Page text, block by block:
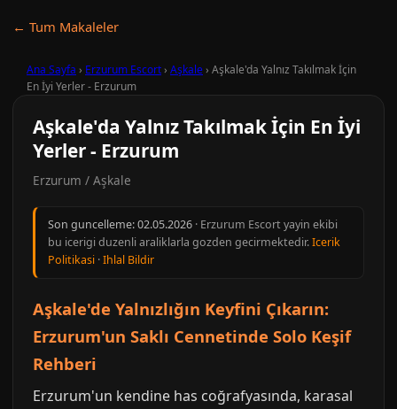
← Tum Makaleler
Ana Sayfa › Erzurum Escort› Aşkale› Aşkale'da Yalnız Takılmak İçin
En İyi Yerler - Erzurum
Aşkale'da Yalnız Takılmak İçin En İyi
Yerler - Erzurum
Erzurum / Aşkale
Son guncelleme:02.05.2026 · Erzurum Escort yayin ekibi
bu icerigi duzenli araliklarla gozden gecirmektedir.Icerik
Politikasi ·Ihlal Bildir
Aşkale'de Yalnızlığın Keyfini Çıkarın:
Erzurum'un Saklı Cennetinde Solo Keşif
Rehberi
Erzurum'un kendine has coğrafyasında, karasal